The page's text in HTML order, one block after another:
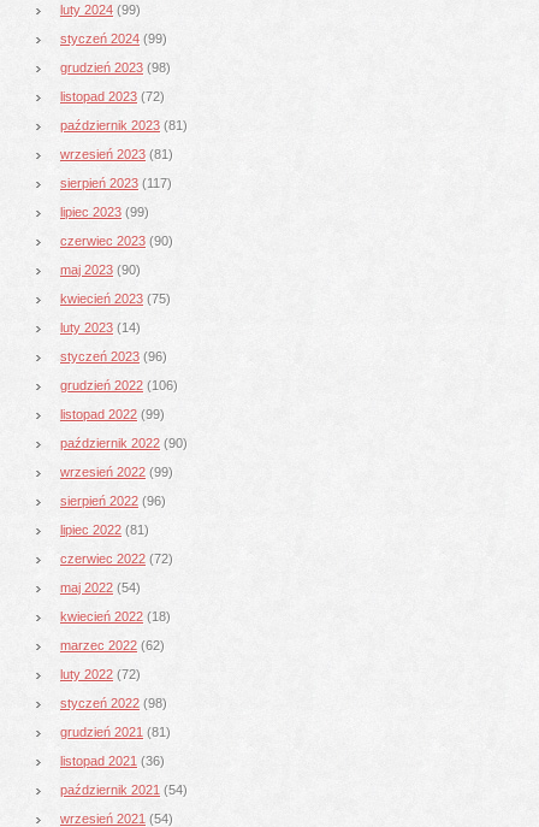
luty 2024 (99)
styczeń 2024 (99)
grudzień 2023 (98)
listopad 2023 (72)
październik 2023 (81)
wrzesień 2023 (81)
sierpień 2023 (117)
lipiec 2023 (99)
czerwiec 2023 (90)
maj 2023 (90)
kwiecień 2023 (75)
luty 2023 (14)
styczeń 2023 (96)
grudzień 2022 (106)
listopad 2022 (99)
październik 2022 (90)
wrzesień 2022 (99)
sierpień 2022 (96)
lipiec 2022 (81)
czerwiec 2022 (72)
maj 2022 (54)
kwiecień 2022 (18)
marzec 2022 (62)
luty 2022 (72)
styczeń 2022 (98)
grudzień 2021 (81)
listopad 2021 (36)
październik 2021 (54)
wrzesień 2021 (54)